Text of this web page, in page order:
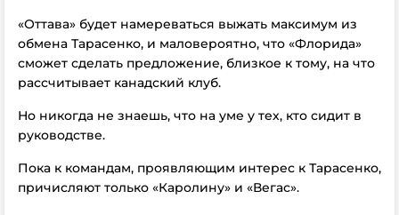
«Оттава» будет намереваться выжать максимум из
обмена Тарасенко, и маловероятно, что «Флорида»
сможет сделать предложение, близкое к тому, на что
рассчитывает канадский клуб.
Но никогда не знаешь, что на уме у тех, кто сидит в
руководстве.
Пока к командам, проявляющим интерес к Тарасенко,
причисляют только «Каролину» и «Вегас».